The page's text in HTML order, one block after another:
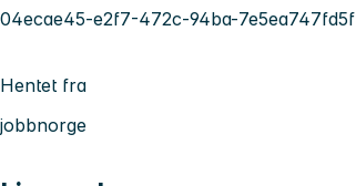
04ecae45-e2f7-472c-94ba-7e5ea747fd5f
Hentet fra
jobbnorge